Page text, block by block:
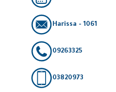
Harissa - 1061
09263325
03820973